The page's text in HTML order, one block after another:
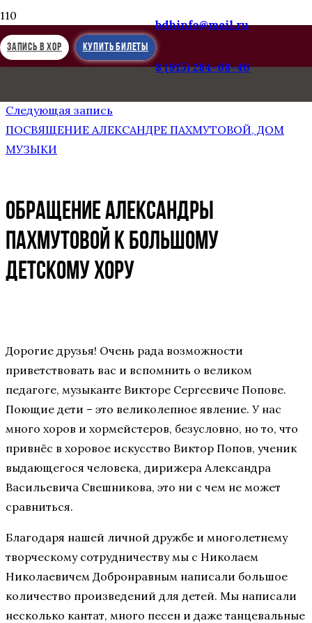
ЗАПИСЬ В ХОР КУПИТЬ БИЛЕТЫ
bdhinfo@mail.ru
8 (915) 284-68-46
Предыдущая запись
Следующая запись
ПОСВЯЩЕНИЕ АЛЕКСАНДРЕ ПАХМУТОВОЙ, ДОМ
МУЗЫКИ
ОБРАЩЕНИЕ АЛЕКСАНДРЫ
ПАХМУТОВОЙ К БОЛЬШОМУ
ДЕТСКОМУ ХОРУ
Дорогие друзья! Очень рада возможности
приветствовать вас и вспомнить о великом
педагоге, музыканте Викторе Сергеевиче Попове.
Поющие дети – это великолепное явление. У нас
много хоров и хормейстеров, безусловно, но то, что
привнёс в хоровое искусство Виктор Попов, ученик
выдающегося человека, дирижера Александра
Васильевича Свешникова, это ни с чем не может
сравниться.
Благодаря нашей личной дружбе и многолетнему
творческому сотрудничеству мы с Николаем
Николаевичем Добронравным написали большое
количество произведений для детей. Мы написали
несколько кантат, много песен и даже танцевальные